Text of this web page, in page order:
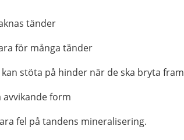
tänder
för många tänder
stöta på hinder när de ska bryta fram
avvikande form
fel på tandens mineralisering.